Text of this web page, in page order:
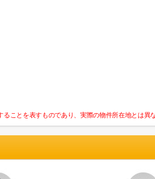
ことを表すものであり、実際の物件所在地とは異